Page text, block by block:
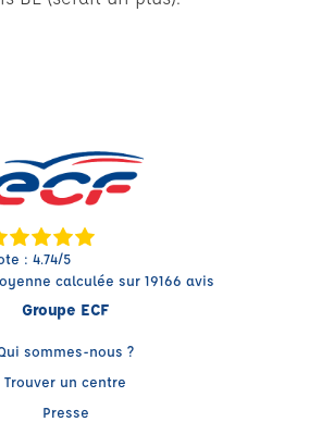
: 4.74/5
calculée sur 19166 avis
Groupe ECF
sommes-nous ?
Trouver un centre
Presse